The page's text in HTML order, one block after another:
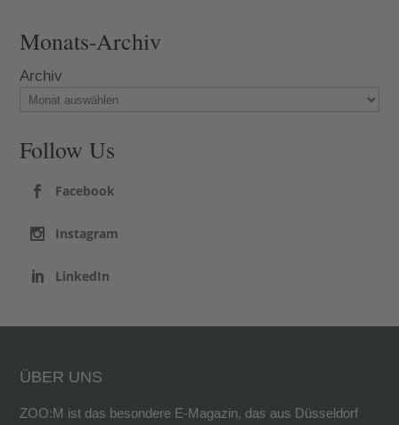
Monats-Archiv
Archiv
Follow Us
Facebook
Instagram
LinkedIn
ÜBER UNS
ZOO:M ist das besondere E-Magazin, das aus Düsseldorf